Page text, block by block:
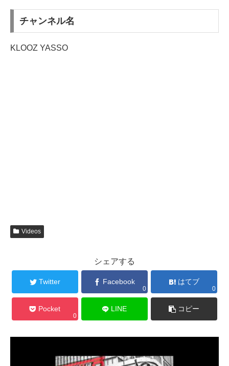
チャンネル名
KLOOZ YASSO
Videos
シェアする
Twitter Facebook
0
はてブ
0
Pocket
0
LINE コピー